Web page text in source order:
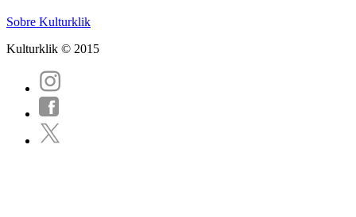
Sobre Kulturklik
Kulturklik © 2015